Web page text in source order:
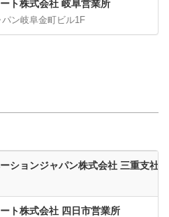
ト株式会社 岐阜営業所
ン岐阜金町ビル1F
ションジャパン株式会社 三重支社
ト株式会社 四日市営業所